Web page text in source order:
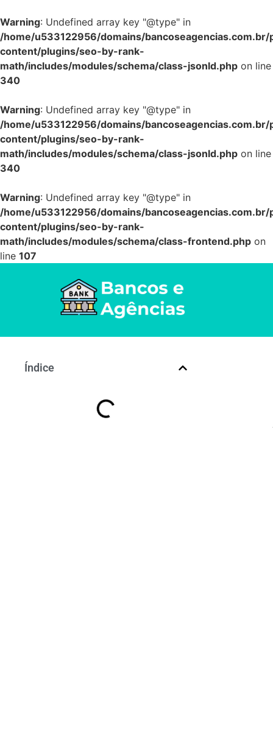
Warning: Undefined array key "@type" in
/home/u533122956/domains/
content/plugins/seo-by-rank-
math/includes/modules/schema/class-jsonld.php on line
340
Warning: Undefined array key "@type" in
/home/u533122956/domains/
content/plugins/seo-by-rank-
math/includes/modules/schema/class-jsonld.php on line
340
Warning: Undefined array key "@type" in
/home/u533122956/domains/
content/plugins/seo-by-rank-
math/includes/modules/schema/class-frontend.php on
line 107
Índice